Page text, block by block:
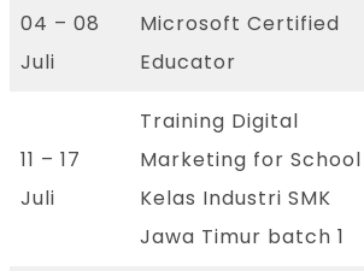
04 – 08
Juli
Microsoft Certified
Educator
11 – 17
Juli
Training Digital
Marketing for School
Kelas Industri SMK
Jawa Timur batch 1